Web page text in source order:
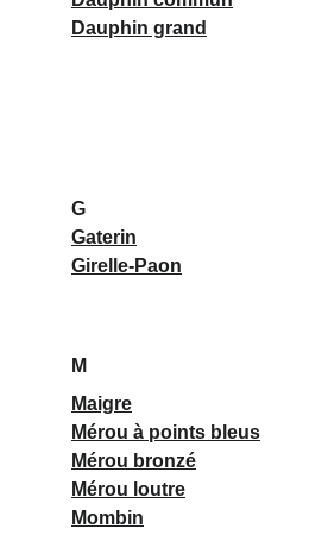
Dauphin grand
G
Gaterin
Girelle-Paon
M
Maigre
Mérou à points bleus
Mérou bronzé
Mérou loutre
Mombin